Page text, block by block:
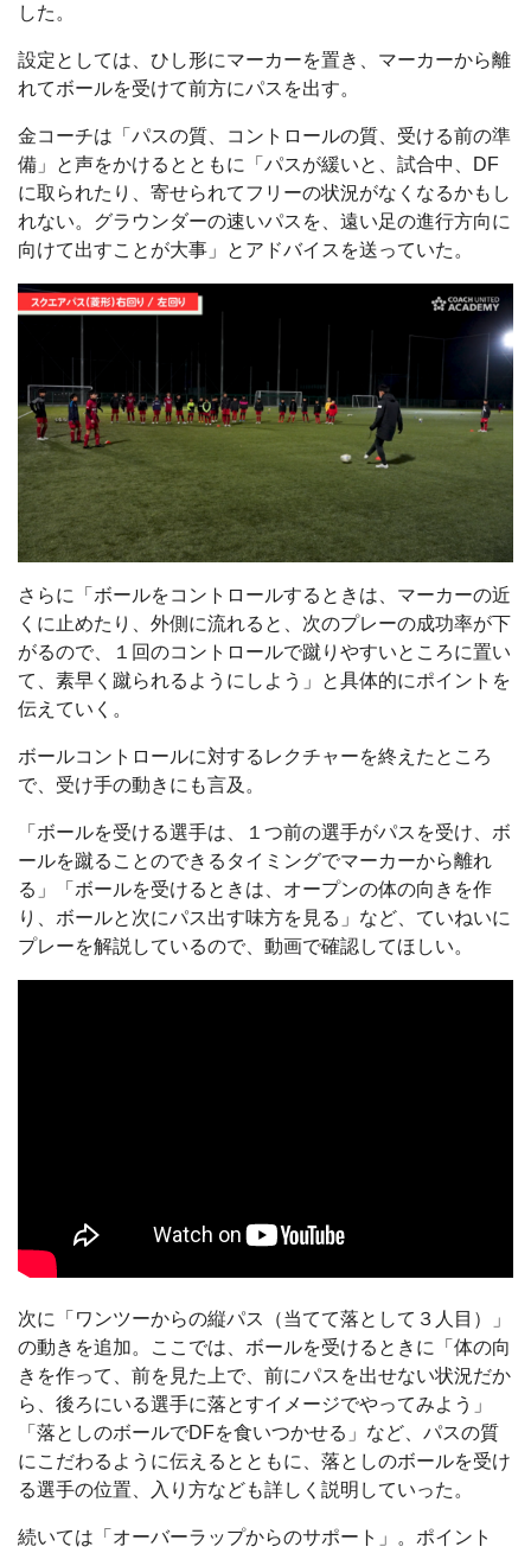
した。
設定としては、ひし形にマーカーを置き、マーカーから離
れてボールを受けて前方にパスを出す。
金コーチは「パスの質、コントロールの質、受ける前の準
備」と声をかけるとともに「パスが緩いと、試合中、DF
に取られたり、寄せられてフリーの状況がなくなるかもし
れない。グラウンダーの速いパスを、遠い足の進行方向に
向けて出すことが大事」とアドバイスを送っていた。
さらに「ボールをコントロールするときは、マーカーの近
くに止めたり、外側に流れると、次のプレーの成功率が下
がるので、１回のコントロールで蹴りやすいところに置い
て、素早く蹴られるようにしよう」と具体的にポイントを
伝えていく。
ボールコントロールに対するレクチャーを終えたところ
で、受け手の動きにも言及。
「ボールを受ける選手は、１つ前の選手がパスを受け、ボ
ールを蹴ることのできるタイミングでマーカーから離れ
る」「ボールを受けるときは、オープンの体の向きを作
り、ボールと次にパス出す味方を見る」など、ていねいに
プレーを解説しているので、動画で確認してほしい。
次に「ワンツーからの縦パス（当てて落として３人目）」
の動きを追加。ここでは、ボールを受けるときに「体の向
きを作って、前を見た上で、前にパスを出せない状況だか
ら、後ろにいる選手に落とすイメージでやってみよう」
「落としのボールでDFを食いつかせる」など、パスの質
にこだわるように伝えるとともに、落としのボールを受け
る選手の位置、入り方なども詳しく説明していった。
続いては「オーバーラップからのサポート」。ポイント